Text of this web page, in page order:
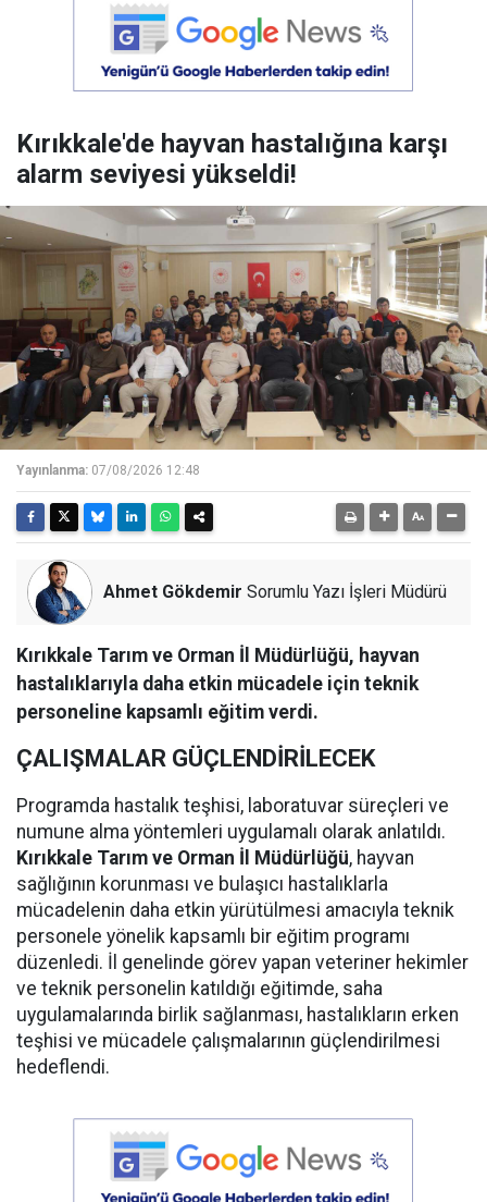
Kırıkkale'de hayvan hastalığına karşı
alarm seviyesi yükseldi!
Yayınlanma: 07/08/2026 12:48
Ahmet Gökdemir Sorumlu Yazı İşleri Müdürü
Kırıkkale Tarım ve Orman İl Müdürlüğü, hayvan
hastalıklarıyla daha etkin mücadele için teknik
personeline kapsamlı eğitim verdi.
ÇALIŞMALAR GÜÇLENDİRİLECEK
Programda hastalık teşhisi, laboratuvar süreçleri ve
numune alma yöntemleri uygulamalı olarak anlatıldı.
Kırıkkale Tarım ve Orman İl Müdürlüğü, hayvan
sağlığının korunması ve bulaşıcı hastalıklarla
mücadelenin daha etkin yürütülmesi amacıyla teknik
personele yönelik kapsamlı bir eğitim programı
düzenledi. İl genelinde görev yapan veteriner hekimler
ve teknik personelin katıldığı eğitimde, saha
uygulamalarında birlik sağlanması, hastalıkların erken
teşhisi ve mücadele çalışmalarının güçlendirilmesi
hedeflendi.